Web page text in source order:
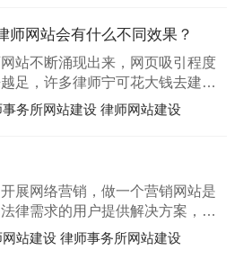
师网站会有什么不同效果？
站不断涌现出来，网页吸引程度
足，许多律师宁可花大钱去建立
站，是怎么回事呢?
务所网站建设 律师网站建设
展网络营销，做一个营销网站是
律需求的用户提供解决方案，这
以及个人律师的知名度，还可以
断的业务。
站建设 律师事务所网站建设